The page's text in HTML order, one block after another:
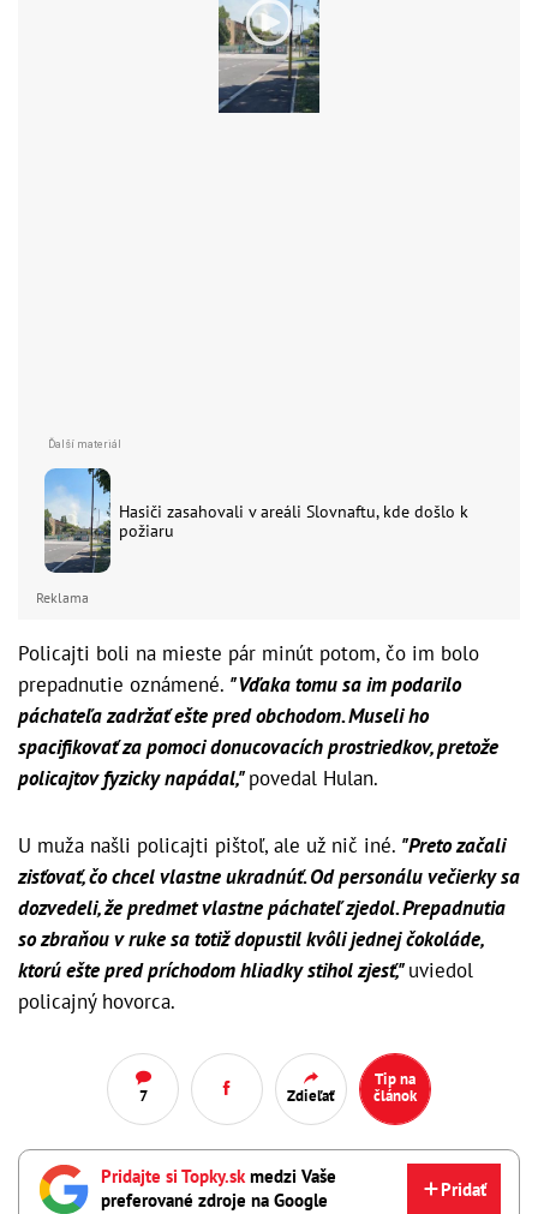
Hasiči zasahovali v areáli Slovnaftu, kde došlo k
požiaru
Reklama
Policajti boli na mieste pár minút potom, čo im bolo
prepadnutie oznámené. "Vďaka tomu sa im podarilo
páchateľa zadržať ešte pred obchodom. Museli ho
spacifikovať za pomoci donucovacích prostriedkov, pretože
policajtov fyzicky napádal,"povedal Hulan.
U muža našli policajti pištoľ, ale už nič iné. "Preto začali
zisťovať, čo chcel vlastne ukradnúť. Od personálu večierky sa
dozvedeli, že predmet vlastne páchateľ zjedol. Prepadnutia
so zbraňou v ruke sa totiž dopustil kvôli jednej čokoláde,
ktorú ešte pred príchodom hliadky stihol zjesť,"uviedol
policajný hovorca.
7 Zdieľať
Tip na
článok
Pridajte si Topky.skmedzi Vaše
preferované zdroje na Google
Pridať